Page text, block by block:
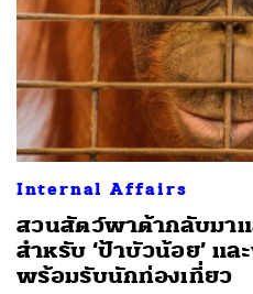
Internal Affairs
สวนสัตว์พาต้ากลับมา
สำหรับ ‘ป้าบัวน้อย’ แ
พร้อมรับนักท่องเที่ยว
SHARE TWEET